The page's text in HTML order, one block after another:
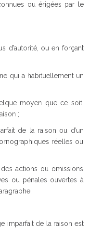
ou érigées par le
d’autorité, ou en forçant
qui a habituellement un
moyen que ce soit,
;
de la raison ou d’un
réelles ou
actions ou omissions
ou pénales ouvertes à
imparfait de la raison est